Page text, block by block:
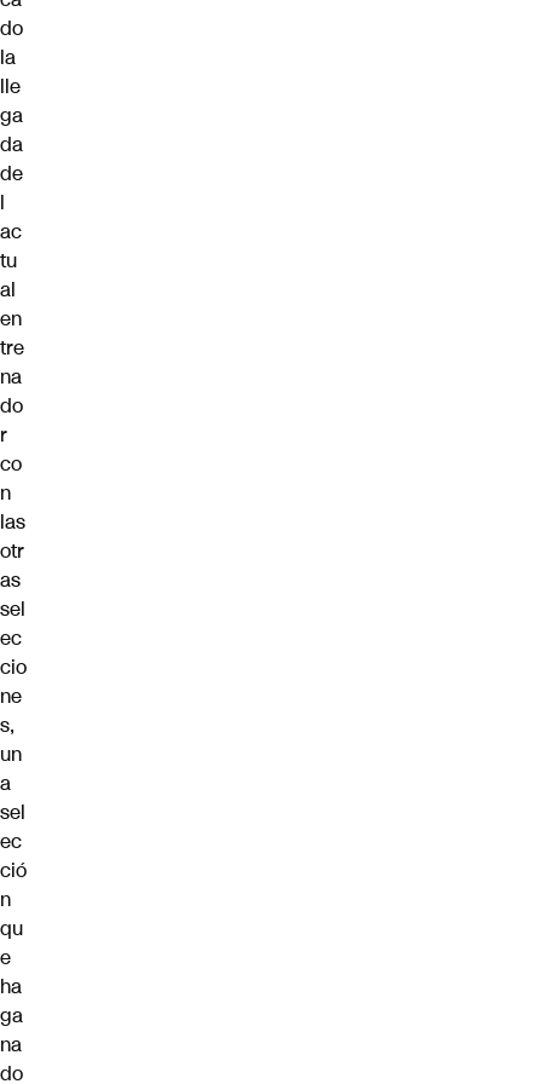
do
la
lle
ga
da
de
l
ac
tu
al
en
tre
na
do
r
co
n
las
otr
as
sel
ec
cio
ne
s,
un
a
sel
ec
ció
n
qu
e
ha
ga
na
do